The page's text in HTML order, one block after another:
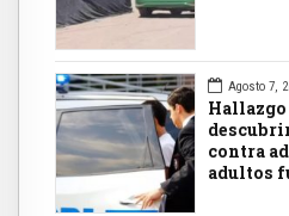
Agosto 7,
contra
adultos